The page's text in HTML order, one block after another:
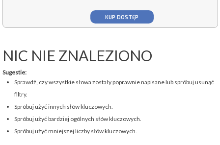
KUP DOSTĘP
NIC NIE ZNALEZIONO
Sugestie:
Sprawdź, czy wszystkie słowa zostały poprawnie napisane lub spróbuj usunąć
filtry.
Spróbuj użyć innych słów kluczowych.
Spróbuj użyć bardziej ogólnych słów kluczowych.
Spróbuj użyć mniejszej liczby słów kluczowych.